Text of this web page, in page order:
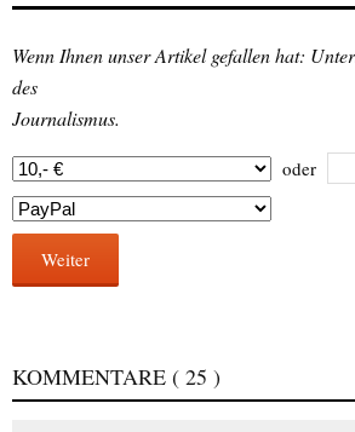
Wenn Ihnen unser Artikel gefallen hat:
des
Journalismus.
oder
Weiter
KOMMENTARE ( 25 )